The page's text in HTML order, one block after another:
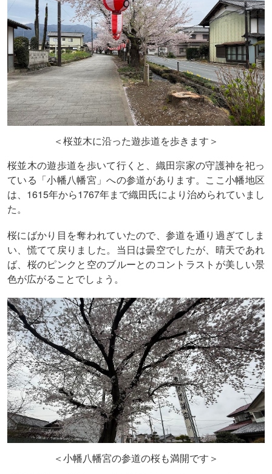
＜桜並木に沿った遊歩道を歩きます＞
桜並木の遊歩道を歩いて行くと、織田宗家の守護神を祀っ
ている「小幡八幡宮」への参道があります。ここ小幡地区
は、1615年から1767年まで織田氏により治められていまし
た。
桜にばかり目を奪われていたので、参道を通り過ぎてしま
い、慌てて戻りました。当日は曇空でしたが、晴天であれ
ば、桜のピンクと空のブルーとのコントラストが美しい景
色が広がることでしょう。
＜小幡八幡宮の参道の桜も満開です＞